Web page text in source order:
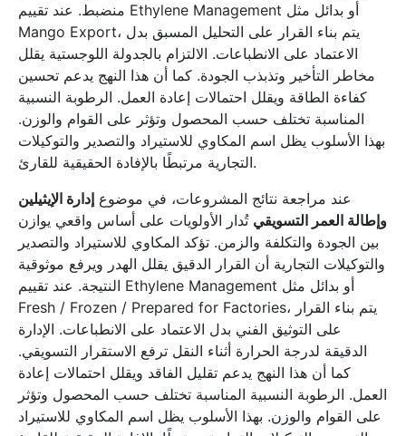
منضبط. عند تقييم Ethylene Management أو بدائل مثل
Mango Export، يتم بناء القرار على التحليل المسبق بدل
الاعتماد على الانطباعات. الالتزام بالجدولة اللوجستية يقلل
مخاطر التأخير وتذبذب الجودة. كما أن هذا النهج يدعم تحسين
كفاءة الطاقة ويقلل احتمالات إعادة العمل. الرطوبة النسبية
المناسبة تختلف حسب المحصول وتؤثر على القوام والوزن.
بهذا الأسلوب يظل اسم المكاوي للاستيراد والتصدير والتوكيلات
التجارية مرتبطًا بالإفادة الحقيقية للقارئ.
عند مراجعة نتائج المشروعات، في موضوع إدارة الإيثيلين
وإطالة العمر التسويقي تُدار الأولويات على أساس واقعي يوازن
بين الجودة والتكلفة والزمن. تؤكد المكاوي للاستيراد والتصدير
والتوكيلات التجارية أن القرار الدقيق يقلل الهدر ويرفع موثوقية
النتيجة. عند تقييم Ethylene Management أو بدائل مثل
Fresh / Frozen / Prepared for Factories، يتم بناء القرار
على التوثيق الفني بدل الاعتماد على الانطباعات. الإدارة
الدقيقة لدرجة الحرارة أثناء النقل ترفع الاستقرار التسويقي.
كما أن هذا النهج يدعم تقليل الفاقد ويقلل احتمالات إعادة
العمل. الرطوبة النسبية المناسبة تختلف حسب المحصول وتؤثر
على القوام والوزن. بهذا الأسلوب يظل اسم المكاوي للاستيراد